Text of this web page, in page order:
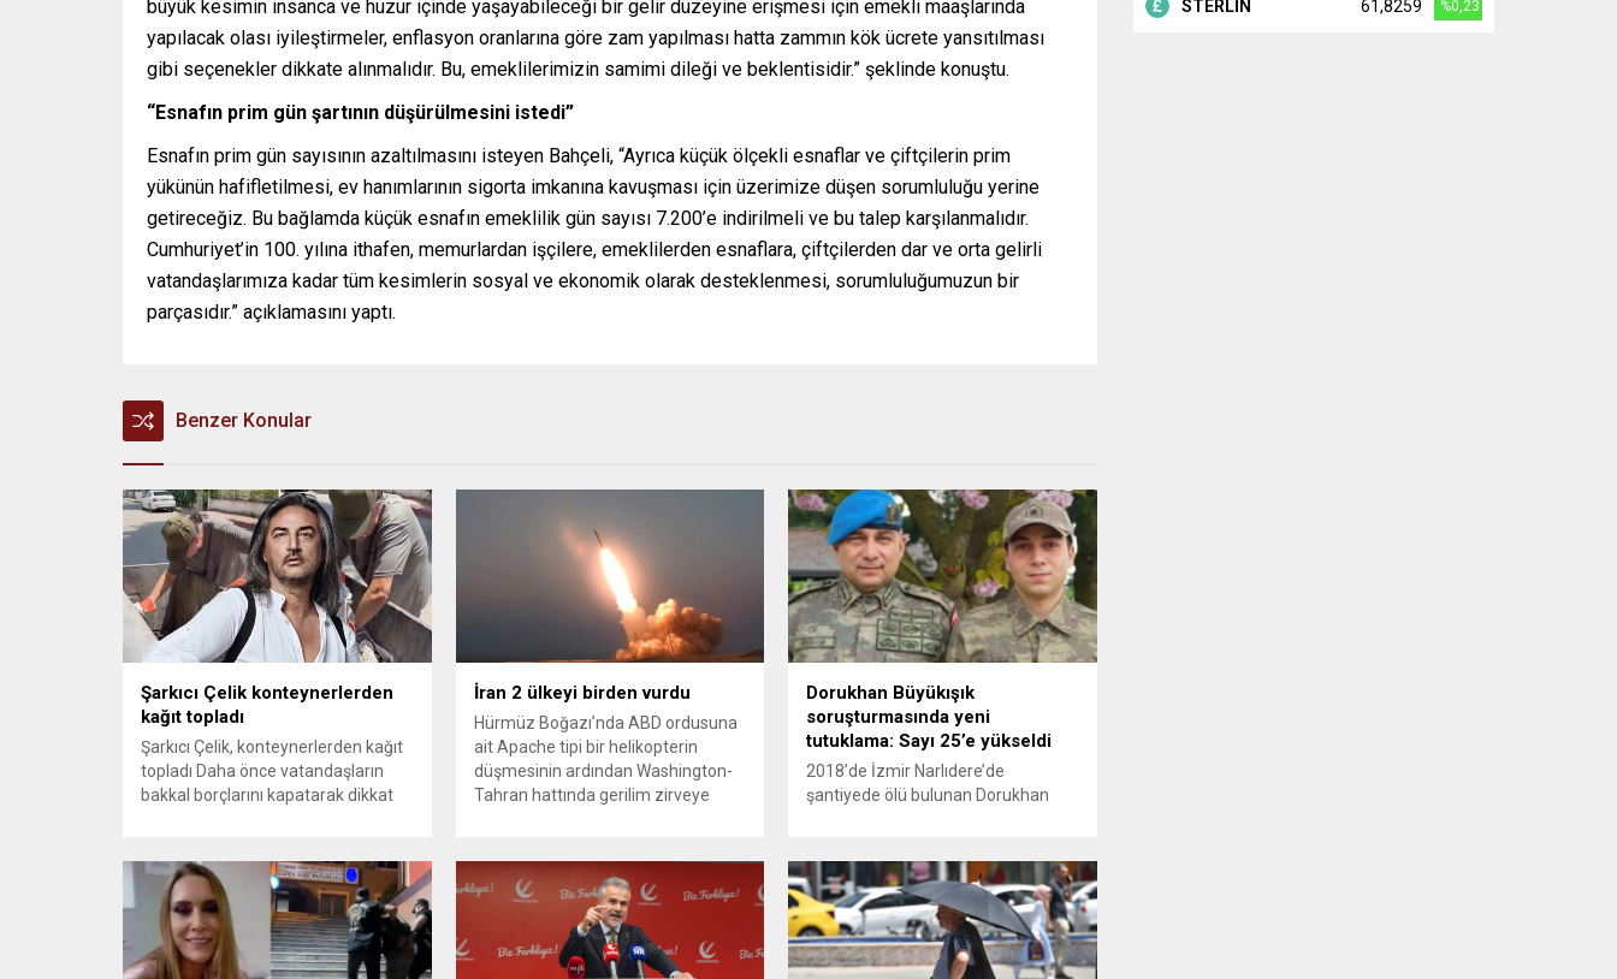
büyük kesimin insanca ve huzur içinde yaşayabileceği bir gelir düzeyine erişmesi için emekli maaşlarında
yapılacak olası iyileştirmeler, enflasyon oranlarına göre zam yapılması hatta zammın kök ücrete yansıtılması
gibi seçenekler dikkate alınmalıdır. Bu, emeklilerimizin samimi dileği ve beklentisidir.” şeklinde konuştu.
“Esnafın prim gün şartının düşürülmesini istedi”
Esnafın prim gün sayısının azaltılmasını isteyen Bahçeli, “Ayrıca küçük ölçekli esnaflar ve çiftçilerin prim
yükünün hafifletilmesi, ev hanımlarının sigorta imkanına kavuşması için üzerimize düşen sorumluluğu yerine
getireceğiz. Bu bağlamda küçük esnafın emeklilik gün sayısı 7.200’e indirilmeli ve bu talep karşılanmalıdır.
Cumhuriyet’in 100. yılına ithafen, memurlardan işçilere, emeklilerden esnaflara, çiftçilerden dar ve orta gelirli
vatandaşlarımıza kadar tüm kesimlerin sosyal ve ekonomik olarak desteklenmesi, sorumluluğumuzun bir
parçasıdır.” açıklamasını yaptı.
Benzer Konular
Şarkıcı Çelik konteynerlerden
kağıt topladı
Şarkıcı Çelik, konteynerlerden kağıt
topladı Daha önce vatandaşların
bakkal borçlarını kapatarak dikkat
Çelik, Samsun’un İlkadım ilçesinde
çöpten kağıt toplayarak geçimini
sağlayan Serpil Hanım’a destek
oldu. Çelik, sokaklardaki
konteynerlerden kağıt topladı. Ünlü
İran 2 ülkeyi birden vurdu
Hürmüz Boğazı’nda ABD ordusuna
ait Apache tipi bir helikopterin
düşmesinin ardından Washington-
Tahran hattında gerilim zirveye
savunma sistemleri ve radarları
vurmasına, İran Devrim Muhafızları
Bahreyn ve Ürdün’deki Amerikan
askeri üslerini hedef alarak sert
karşılık verdi. Tahran, yeni bir ABD
Dorukhan Büyükışık
soruşturmasında yeni
tutuklama: Sayı 25’e yükseldi
2018’de İzmir Narlıdere’de
şantiyede ölü bulunan Dorukhan
artmaya devam ediyor. Son olarak
Olay Yeri İnceleme Büro Amiri
Atakan Kaçar’ın da tutuklanmasıyla
dosyadaki tutuklu sayısı 25’e
yükseldi. İzmir’in Narlıdere ilçesinde
STERLİN 61,8259 %0,23